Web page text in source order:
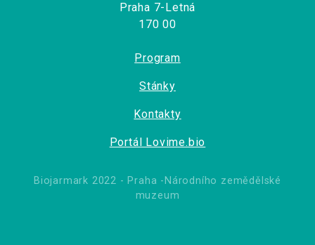
Praha 7-Letná
170 00
Program
Stánky
Kontakty
Portál Lovime.bio
Biojarmark 2022 - Praha -Národního zemědělské
muzeum